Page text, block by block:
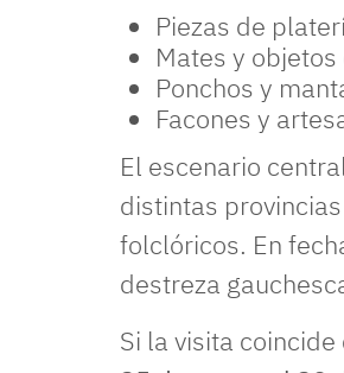
Piezas de
Mates y
Ponchos y
Facones y
El escenario
distintas
folclóricos. En
destreza
Si la visita